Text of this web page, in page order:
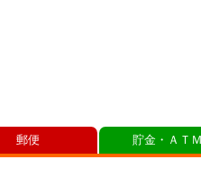
郵便 貯金・ＡＴ